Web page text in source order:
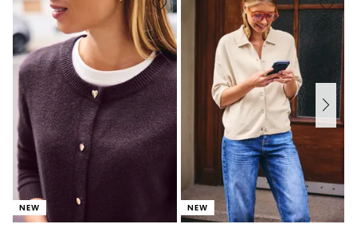
NEW NEW